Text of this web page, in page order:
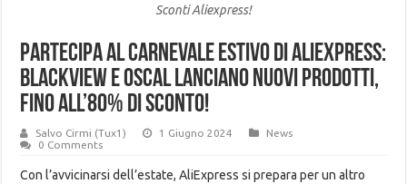
Sconti Aliexpress!
Partecipa al Carnevale estivo di AliExpress:
Blackview e OSCAL lanciano nuovi prodotti,
fino all’80% di sconto!
Salvo Cirmi (Tux1) 1 Giugno 2024
News
0 Comments
Con l’avvicinarsi dell’estate, AliExpress si prepara per un altro